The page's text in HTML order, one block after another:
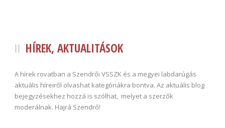
HÍREK, AKTUALITÁSOK
A hírek rovatban a Szendrői VSSZK és a megyei labdarúgás
aktuális híreiről olvashat kategóriákra bontva. Az aktuális blog
bejegyzésekhez hozzá is szólhat, melyet a szerzők
moderálnak. Hajrá Szendrő!